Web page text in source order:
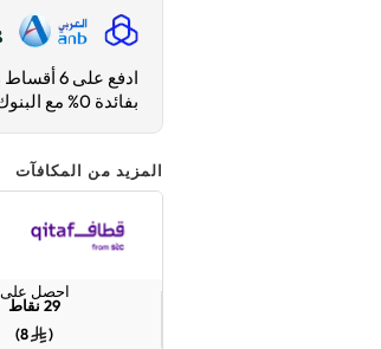
ادفع على 6 أقساط بقيمة
بفائدة 0% مع البنوك المشاركة.
المزيد من المكافآت
احصل على
29 نقاط
(
8
)